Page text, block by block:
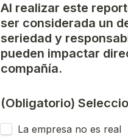
Al realizar este
ser considerada un
seriedad y
pueden impactar
compañía.
(Obligatorio)
La empresa no es real